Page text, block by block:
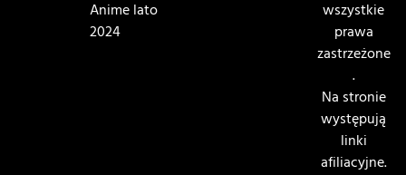
Anime lato
2024
wszystkie
prawa
zastrzeżone
.
Na stronie
występują
linki
afiliacyjne.